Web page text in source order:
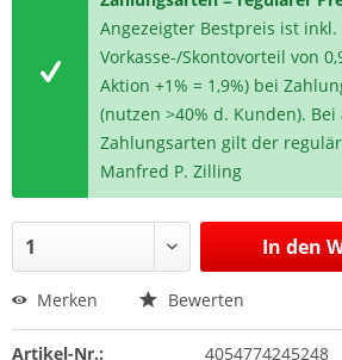
Angezeigter Bestpreis ist inkl.
Vorkasse-/Skontovorteil von
Aktion +1% = 1,9%) bei
(nutzen >40% d. Kunden).
Zahlungsarten gilt der
Manfred P. Zilling
In den
Merken Bewerten
Artikel-Nr.: 4054774245248